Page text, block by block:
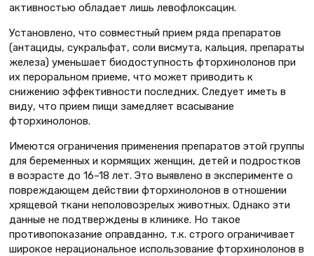
активностью обладает лишь левофлоксацин.
Установлено, что совместный прием ряда препаратов
(антациды, сукральфат, соли висмута, кальция, препараты
железа) уменьшает биодоступность фторхинолонов при
их пероральном приеме, что может приводить к
снижению эффективности последних. Следует иметь в
виду, что прием пищи замедляет всасывание
фторхинолонов.
Имеются ограничения применения препаратов этой группы
для беременных и кормящих женщин, детей и подростков
в возрасте до 16–18 лет. Это выявлено в эксперименте о
повреждающем действии фторхинолонов в отношении
хрящевой ткани неполовозрелых животных. Однако эти
данные не подтверждены в клинике. Но такое
противопоказание оправданно, т.к. строго ограничивает
широкое нерациональное использование фторхинолонов в